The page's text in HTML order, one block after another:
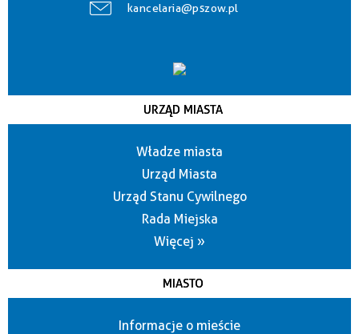
kancelaria@pszow.pl
URZĄD MIASTA
Władze miasta
Urząd Miasta
Urząd Stanu Cywilnego
Rada Miejska
Więcej »
MIASTO
Informacje o mieście